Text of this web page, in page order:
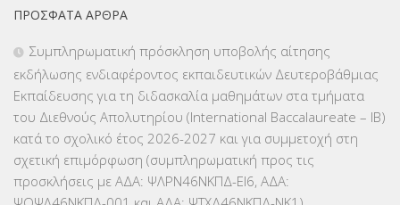
ΕΠΙΜΟΡΦΩΣΗ Τ.Π.Ε.(10)
ΕΥΡΩΠΑΪΚΑ ΠΡΟΓΡΑΜΜΑΤΑ(230)
ΚΕΣΥ (60)
ΠΡΌΣΦΑΤΑ ΆΡΘΡΑ
Συμπληρωματική πρόσκληση υποβολής αίτησης
εκδήλωσης ενδιαφέροντος εκπαιδευτικών Δευτεροβάθμιας
Εκπαίδευσης για τη διδασκαλία μαθημάτων στα τμήματα
του Διεθνούς Απολυτηρίου (International Baccalaureate – IB)
κατά το σχολικό έτος 2026-2027 και για συμμετοχή στη
σχετική επιμόρφωση (συμπληρωματική προς τις
προσκλήσεις με ΑΔΑ: ΨΛΡΝ46ΝΚΠΔ-ΕΙ6, ΑΔΑ: